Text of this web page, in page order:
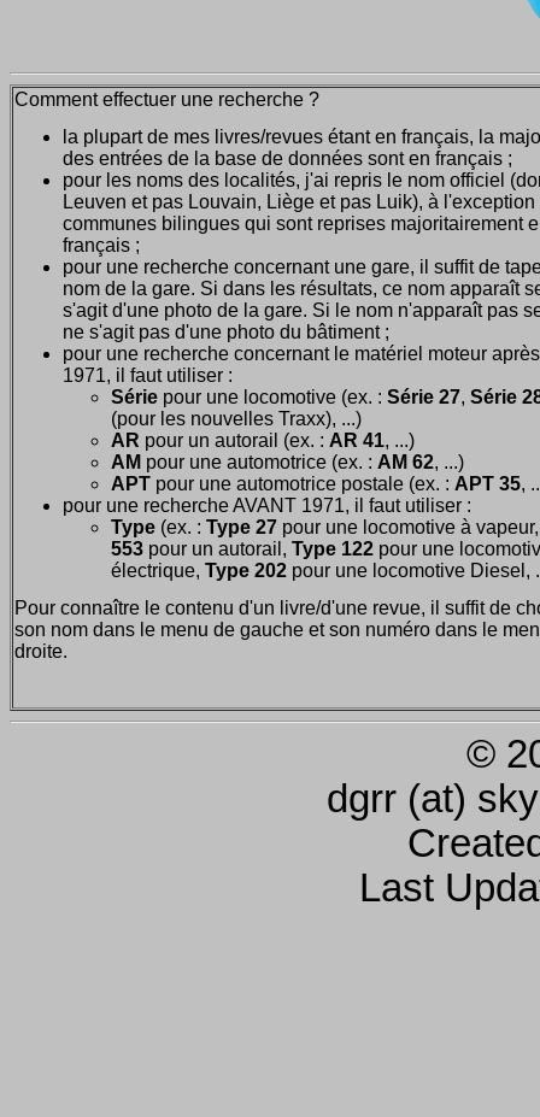
Comment effectuer une recherche ?
la plupart de mes livres/revues étant en français, la
des entrées de la base de données sont en français ;
pour les noms des localités, j'ai repris le nom officiel
Leuven et pas Louvain, Liège et pas Luik), à l'exception
communes bilingues qui sont reprises majoritairement
français ;
pour une recherche concernant une gare, il suffit de
nom de la gare. Si dans les résultats, ce nom apparaît
s'agit d'une photo de la gare. Si le nom n'apparaît pas
ne s'agit pas d'une photo du bâtiment ;
pour une recherche concernant le matériel moteur après
1971, il faut utiliser :
Série pour une locomotive (ex. : Série 27, Série
(pour les nouvelles Traxx), ...)
AR pour un autorail (ex. : AR 41, ...)
AM pour une automotrice (ex. : AM 62, ...)
APT pour une automotrice postale (ex. : APT 35,
pour une recherche AVANT 1971, il faut utiliser :
Type (ex. : Type 27 pour une locomotive à
553 pour un autorail, Type 122 pour une
électrique, Type 202 pour une locomotive Diesel,
Pour connaître le contenu d'un livre/d'une revue, il suffit de
son nom dans le menu de gauche et son numéro dans le
droite.
©
dgrr (at)
Last